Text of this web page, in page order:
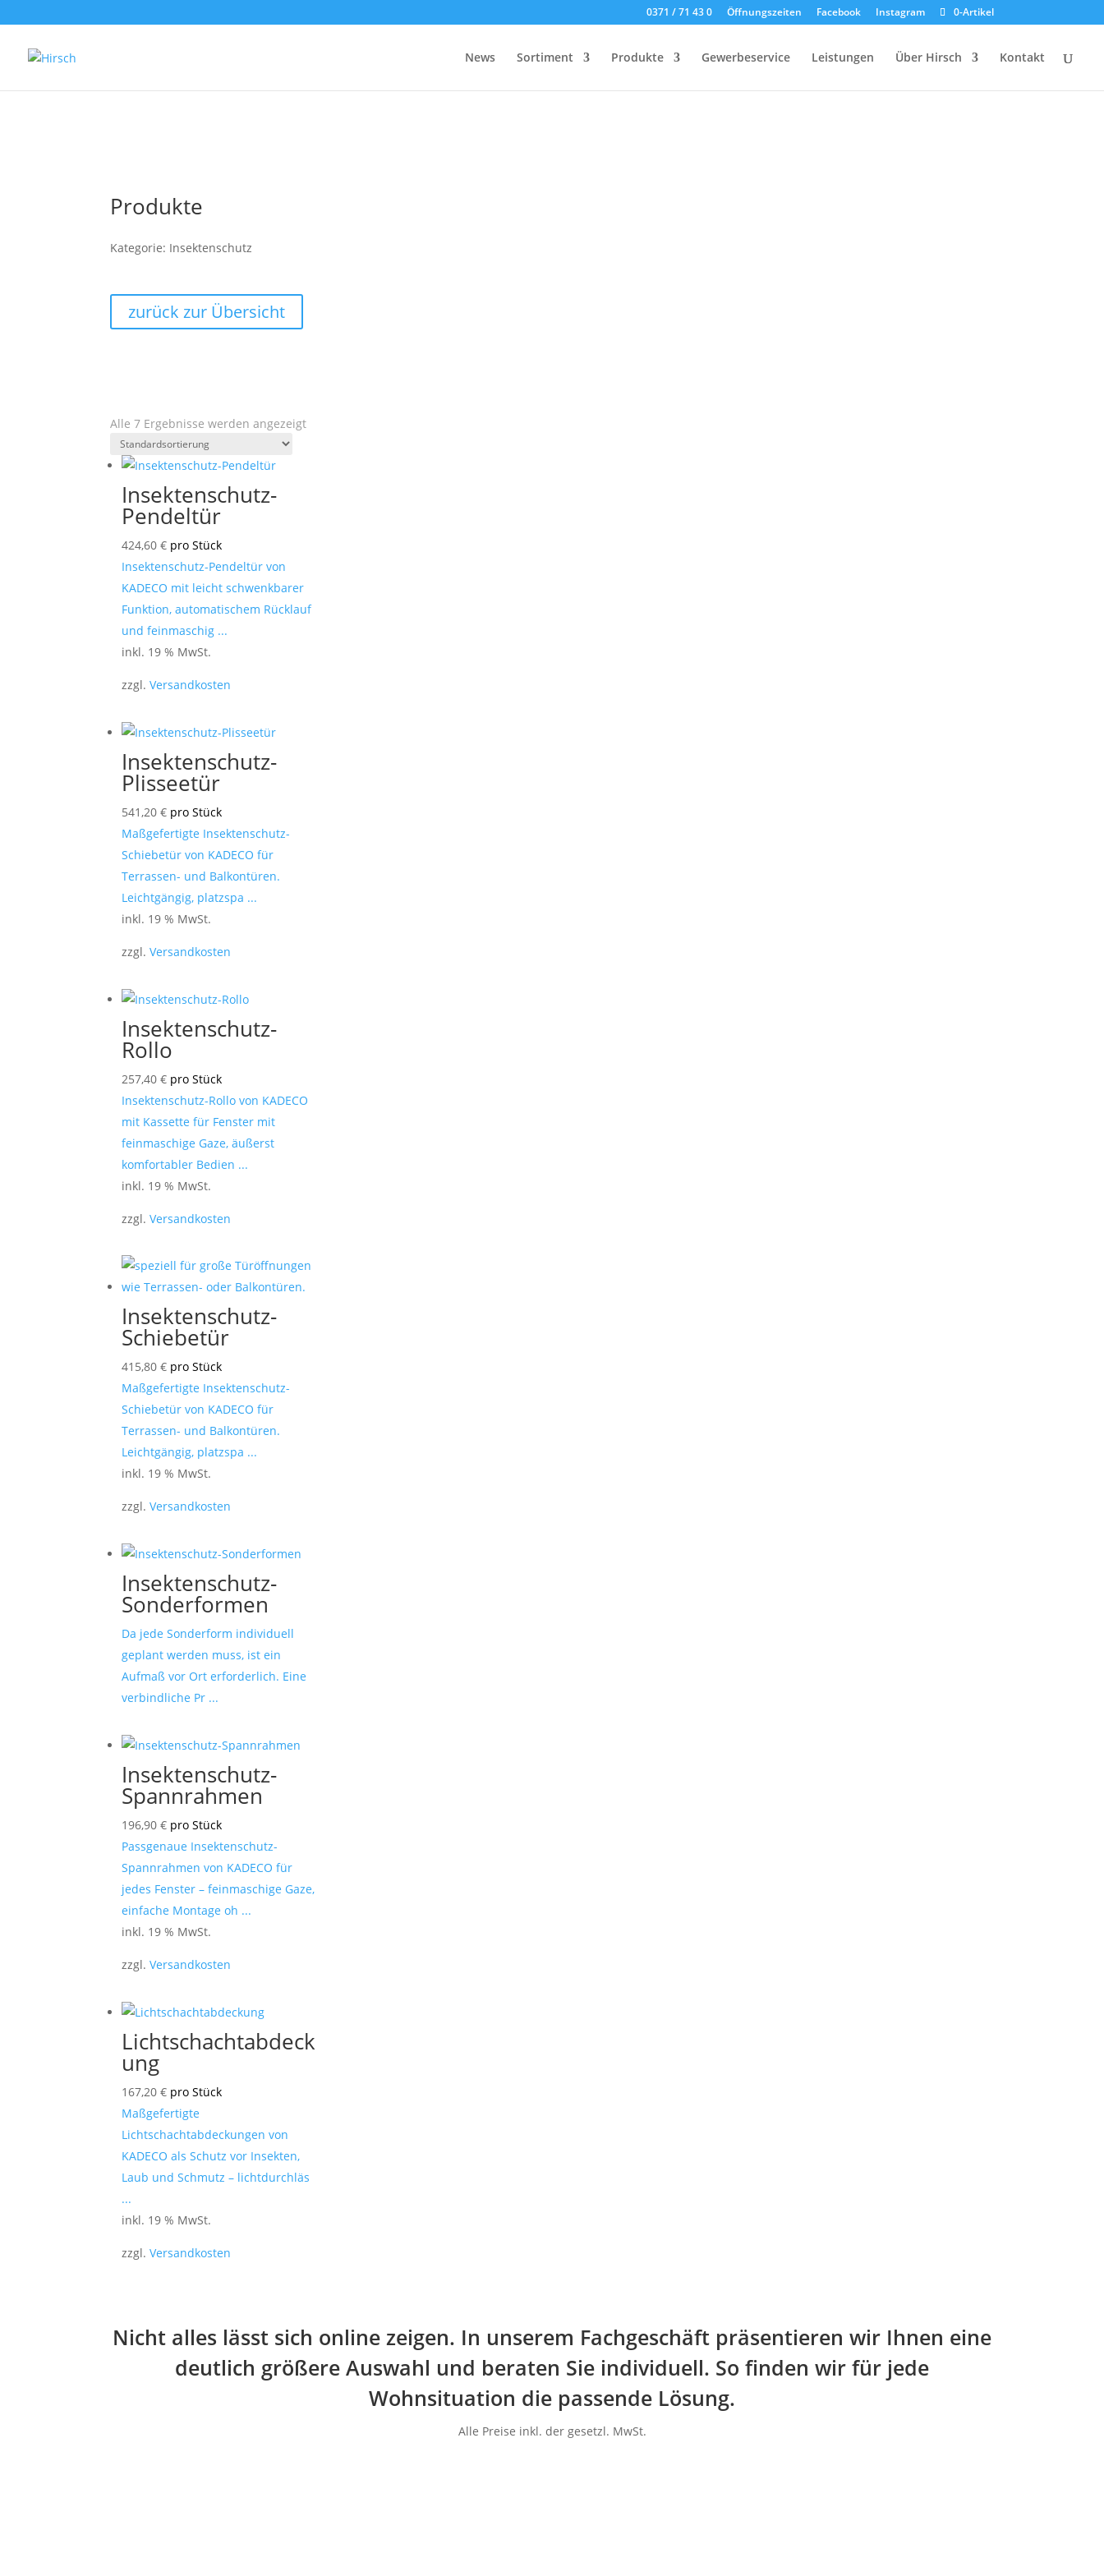
0371 / 71 43 0 Öffnungszeiten Facebook Instagram 0-Artikel
News Sortiment Produkte Gewerbeservice Leistungen Über Hirsch Kontakt
Produkte
Kategorie: Insektenschutz
zurück zur Übersicht
Alle 7 Ergebnisse werden angezeigt
Insektenschutz-
Pendeltür
424,60€ pro Stück
Insektenschutz-Pendeltür von
KADECO mit leicht schwenkbarer
Funktion, automatischem Rücklauf
und feinmaschig ...
inkl. 19 % MwSt.
zzgl.Versandkosten
Insektenschutz-
Plisseetür
541,20€ pro Stück
Maßgefertigte Insektenschutz-
Schiebetür von KADECO für
Terrassen- und Balkontüren.
Leichtgängig, platzspa ...
inkl. 19 % MwSt.
zzgl.Versandkosten
Insektenschutz-
Rollo
257,40€ pro Stück
Insektenschutz-Rollo von KADECO
mit Kassette für Fenster mit
feinmaschige Gaze, äußerst
komfortabler Bedien ...
inkl. 19 % MwSt.
zzgl.Versandkosten
Insektenschutz-
Schiebetür
415,80€ pro Stück
Maßgefertigte Insektenschutz-
Schiebetür von KADECO für
Terrassen- und Balkontüren.
Leichtgängig, platzspa ...
inkl. 19 % MwSt.
zzgl.Versandkosten
Insektenschutz-
Sonderformen
Da jede Sonderform individuell
geplant werden muss, ist ein
Aufmaß vor Ort erforderlich. Eine
verbindliche Pr ...
Insektenschutz-
Spannrahmen
196,90€ pro Stück
Passgenaue Insektenschutz-
Spannrahmen von KADECO für
jedes Fenster – feinmaschige Gaze,
einfache Montage oh ...
inkl. 19 % MwSt.
zzgl.Versandkosten
Lichtschachtabdeck
ung
167,20€ pro Stück
Maßgefertigte
Lichtschachtabdeckungen von
KADECO als Schutz vor Insekten,
Laub und Schmutz – lichtdurchläs
...
inkl. 19 % MwSt.
zzgl.Versandkosten
Nicht alles lässt sich online zeigen. In unserem Fachgeschäft präsentieren wir Ihnen eine
deutlich größere Auswahl und beraten Sie individuell. So finden wir für jede
Wohnsituation die passende Lösung.
Alle Preise inkl. der gesetzl. MwSt.